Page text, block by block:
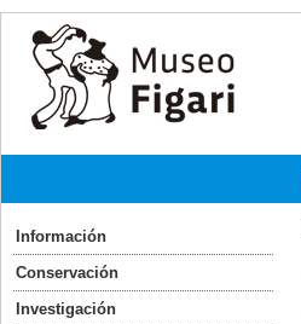
Información
Conservación
Investigación